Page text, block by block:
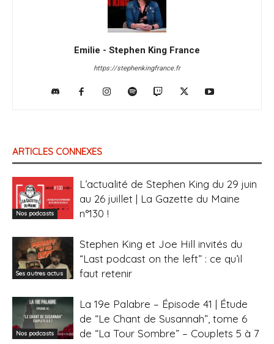
Emilie - Stephen King France
https://stephenkingfrance.fr
ARTICLES CONNEXES
Nos podcasts
L’actualité de Stephen King du 29 juin
au 26 juillet | La Gazette du Maine
n°130 !
Ses autres actus
Stephen King et Joe Hill invités du
“Last podcast on the left” : ce qu’il
faut retenir
Nos podcasts
La 19e Palabre – Épisode 41 | Étude
de “Le Chant de Susannah”, tome 6
de “La Tour Sombre” – Couplets 5 à 7